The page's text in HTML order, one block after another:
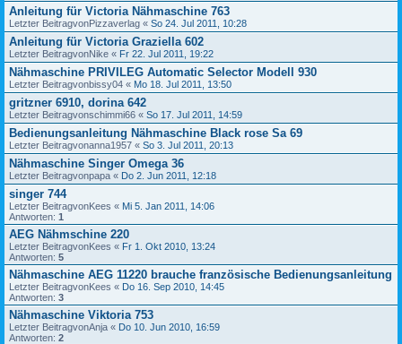
Anleitung für Victoria Nähmaschine 763
Letzter BeitragvonPizzaverlag « So 24. Jul 2011, 10:28
Anleitung für Victoria Graziella 602
Letzter BeitragvonNike « Fr 22. Jul 2011, 19:22
Nähmaschine PRIVILEG Automatic Selector Modell 930
Letzter Beitragvonbissy04 « Mo 18. Jul 2011, 13:50
gritzner 6910, dorina 642
Letzter Beitragvonschimmi66 « So 17. Jul 2011, 14:59
Bedienungsanleitung Nähmaschine Black rose Sa 69
Letzter Beitragvonanna1957 « So 3. Jul 2011, 20:13
Nähmaschine Singer Omega 36
Letzter Beitragvonpapa « Do 2. Jun 2011, 12:18
singer 744
Letzter BeitragvonKees « Mi 5. Jan 2011, 14:06
Antworten: 1
AEG Nähmschine 220
Letzter BeitragvonKees « Fr 1. Okt 2010, 13:24
Antworten: 5
Nähmaschine AEG 11220 brauche französische Bedienungsanleitung
Letzter BeitragvonKees « Do 16. Sep 2010, 14:45
Antworten: 3
Nähmaschine Viktoria 753
Letzter BeitragvonAnja « Do 10. Jun 2010, 16:59
Antworten: 2